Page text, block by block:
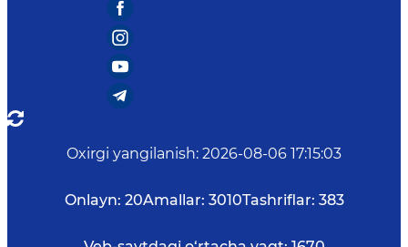
Oxirgi yangilanish: 2026-08-06 17:15:03
Onlayn: 20Amallar: 3010Tashriflar: 383